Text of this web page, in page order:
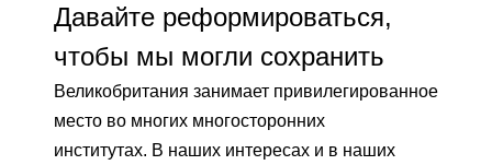
Давайте реформироваться,
чтобы мы могли сохранить
Великобритания занимает привилегированное
место во многих многосторонних
институтах. В наших интересах и в наших